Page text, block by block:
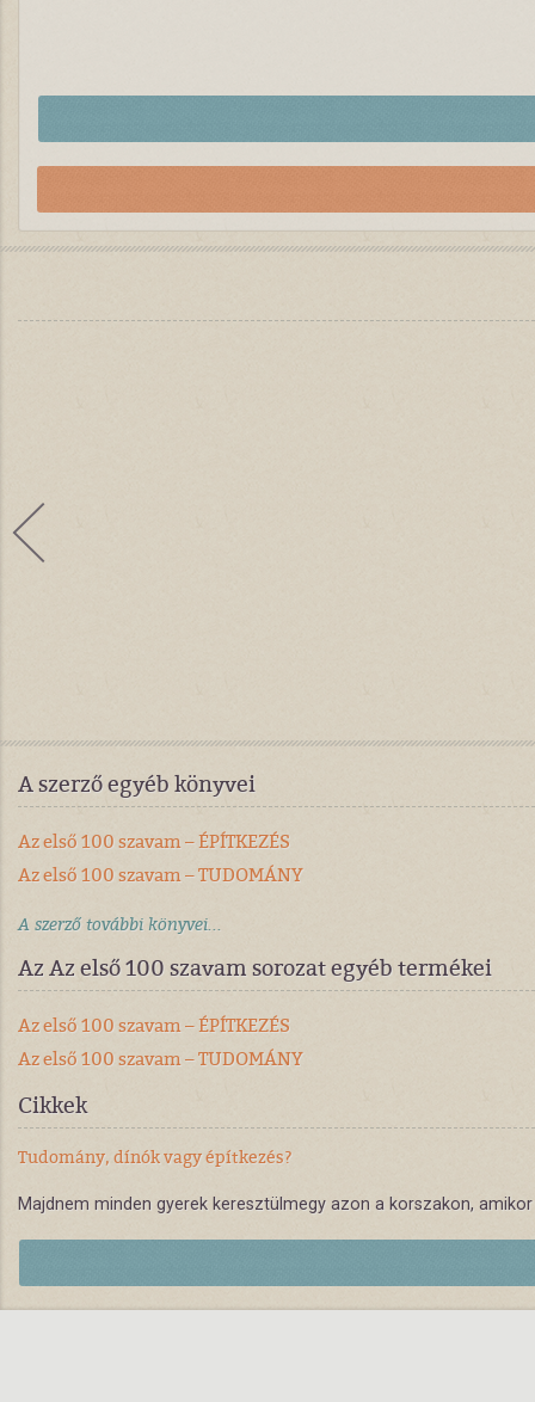
A szerző egyéb könyvei
Az első 100 szavam – ÉPÍTKEZÉS
Az első 100 szavam – TUDOMÁNY
A szerző további könyvei...
Az Az első 100 szavam sorozat egyéb termékei
Az első 100 szavam – ÉPÍTKEZÉS
Az első 100 szavam – TUDOMÁNY
Cikkek
Tudomány, dínók vagy építkezés?
Majdnem minden gyerek keresztülmegy azon a korszakon, amikor